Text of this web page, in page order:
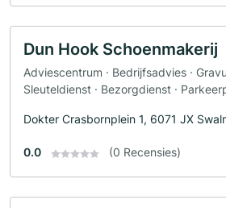
Dun Hook Schoenmakerij
Adviescentrum · Bedrijfsadvies ·
Sleuteldienst · Bezorgdienst ·
Dokter Crasbornplein 1, 6071 JX
0.0 (0 Recensies)